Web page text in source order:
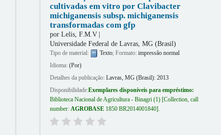
cultivadas em vitro por Clavibacter
michiganensis subsp. michiganensis
transformadas com gfp
por Lelis, F.M.V
Universidade Federal de Lavras, MG (Brasil)
Tipo de material: Texto; Formato: impressão normal
Idioma: (Por)
Detalhes da publicação: Lavras, MG (Brasil): 2013
Disponibilidade:Exemplares disponíveis para empréstimo:
Biblioteca Nacional de Agricultura - Binagri(1) Collection, call
number: AGROBASE 1850 BR2014001840 .